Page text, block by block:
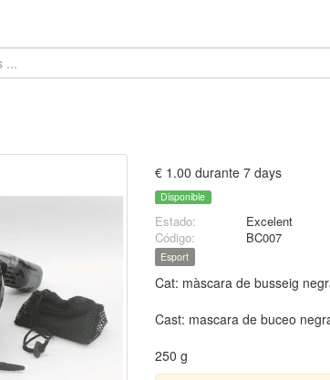
€ 1.00 durante 7 days
Disponible
Estado:
Excelent
Código:
BC007
Esport
Cat: màscara de busseig
Cast: mascara de buceo
250 g